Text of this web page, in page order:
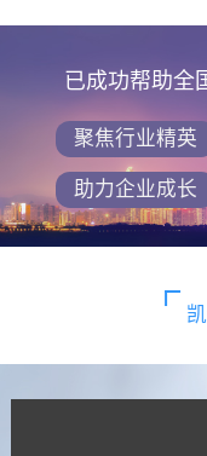
已成功帮助全
聚焦行业精英
助力企业成长